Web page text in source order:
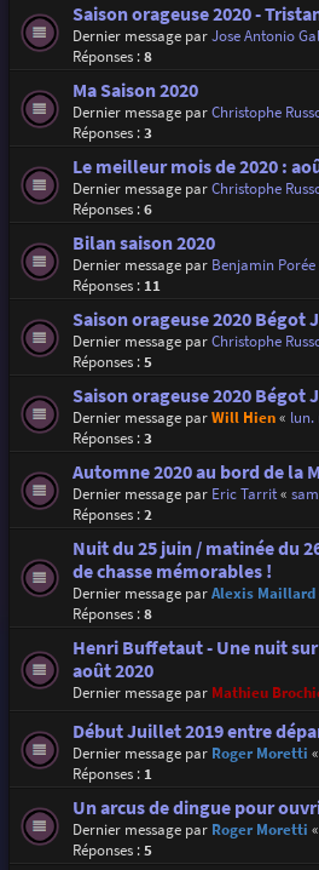
Saison orageuse 2020 -
Dernier message parJose Antonio
Réponses :8
Ma Saison 2020
Dernier message parChristophe
Réponses :3
Le meilleur mois de 2020 :
Dernier message parChristophe
Réponses :6
Bilan saison 2020
Dernier message par Benjamin Porée
Réponses : 11
Saison orageuse 2020 Bégot
Dernier message parChristophe
Réponses :5
Saison orageuse 2020 Bégot
Dernier message parWill Hien« lun.
Réponses :3
Automne 2020 au bord de la
Dernier message par Eric Tarrit«
Réponses :2
Nuit du 25 juin / matinée du
de chasse mémorables !
Dernier message parAlexis Maillard
Réponses :8
Henri Buffetaut - Une nuit
août 2020
Dernier message par Mathieu
Début Juillet 2019 entre
Dernier message par Roger Moretti «
Réponses : 1
Un arcus de dingue pour
Dernier message par Roger Moretti «
Réponses :5